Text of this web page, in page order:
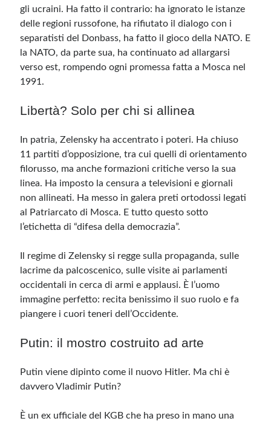
gli ucraini. Ha fatto il contrario: ha ignorato le istanze
delle regioni russofone, ha rifiutato il dialogo con i
separatisti del Donbass, ha fatto il gioco della NATO. E
la NATO, da parte sua, ha continuato ad allargarsi
verso est, rompendo ogni promessa fatta a Mosca nel
1991.
Libertà? Solo per chi si allinea
In patria, Zelensky ha accentrato i poteri. Ha chiuso
11 partiti d’opposizione, tra cui quelli di orientamento
filorusso, ma anche formazioni critiche verso la sua
linea. Ha imposto la censura a televisioni e giornali
non allineati. Ha messo in galera preti ortodossi legati
al Patriarcato di Mosca. E tutto questo sotto
l’etichetta di “difesa della democrazia”.
Il regime di Zelensky si regge sulla propaganda, sulle
lacrime da palcoscenico, sulle visite ai parlamenti
occidentali in cerca di armi e applausi. È l’uomo
immagine perfetto: recita benissimo il suo ruolo e fa
piangere i cuori teneri dell’Occidente.
Putin: il mostro costruito ad arte
Putin viene dipinto come il nuovo Hitler. Ma chi è
davvero Vladimir Putin?
È un ex ufficiale del KGB che ha preso in mano una